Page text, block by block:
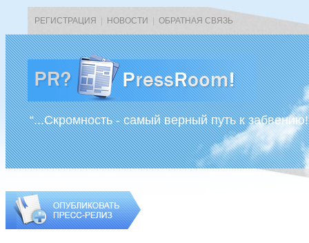
РЕГИСТРАЦИЯ НОВОСТИ ОБРАТНАЯ СВЯЗЬ
“...Скромность - самый верный путь к